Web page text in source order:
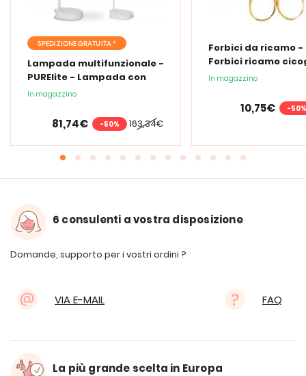
SPEDIZIONE GRATUITA *
Lampada multifunzionale -
PURElite - Lampada con
lente d'ingrandimento
In magazzino
163,34€
81,74€ -50%
Forbici da ricamo -
Forbici ricamo
In magazzino
10,75€ -50%
6 consulenti a vostra disposizione
Domande, supporto per i vostri ordini ?
VIA E-MAIL FAQ
La più grande scelta in Europa